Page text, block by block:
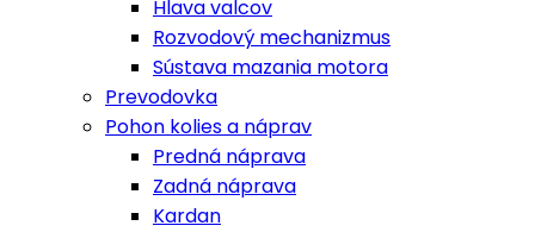
Hlava valcov
Rozvodový mechanizmus
Sústava mazania motora
Prevodovka
Pohon kolies a náprav
Predná náprava
Zadná náprava
Kardan